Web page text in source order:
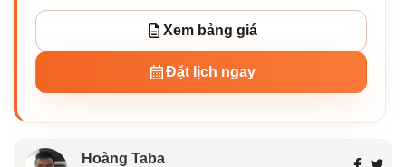
Xem bảng giá
Đặt lịch ngay
Hoàng Taba